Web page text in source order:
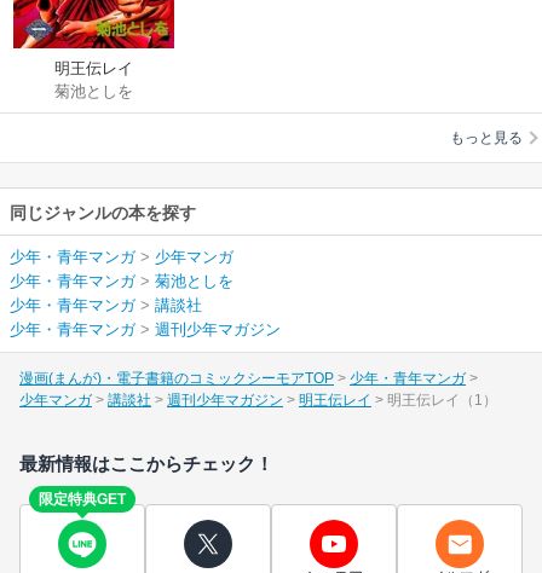
明王伝レイ
菊池としを
もっと見る
同じジャンルの本を探す
少年・青年マンガ> 少年マンガ
少年・青年マンガ> 菊池としを
少年・青年マンガ> 講談社
少年・青年マンガ> 週刊少年マガジン
漫画(まんが)・電子書籍のコミックシーモアTOP
少年・青年マンガ
少年マンガ
講談社 週刊少年マガジン 明王伝レイ 明王伝レイ（1）
最新情報はここからチェック！
限定特典GET